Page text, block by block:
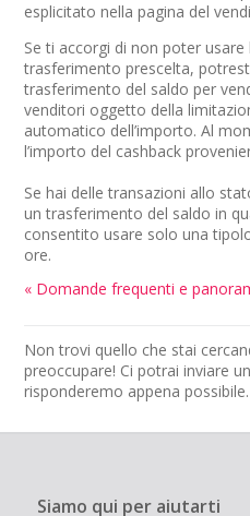
esplicitato nella pagina del
Se ti accorgi di non poter
trasferimento prescelta,
trasferimento del saldo per
venditori oggetto della
automatico dell’importo. Al
l’importo del cashback
Se hai delle transazioni allo
un trasferimento del saldo in
consentito usare solo una
ore.
« Domande frequenti e
Non trovi quello che stai
preoccupare! Ci potrai inviare
risponderemo appena possibile.
Siamo qui per aiutarti